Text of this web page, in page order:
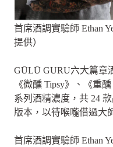
首席酒調實驗師 Ethan
提供）
GŪLŪ GURU六大篇章
《微醺 Tipsy》、《重
系列酒精濃度，共 24
版本，以待喉嚨借過大
首席酒調實驗師 Ethan